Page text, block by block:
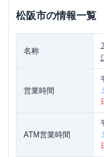
松阪市の情報一覧
名称
営業時間
ATM営業時間